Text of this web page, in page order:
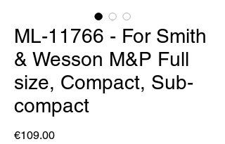
ML-11766 - For Smith
& Wesson M&P Full
size, Compact, Sub-
compact
€109.00Price